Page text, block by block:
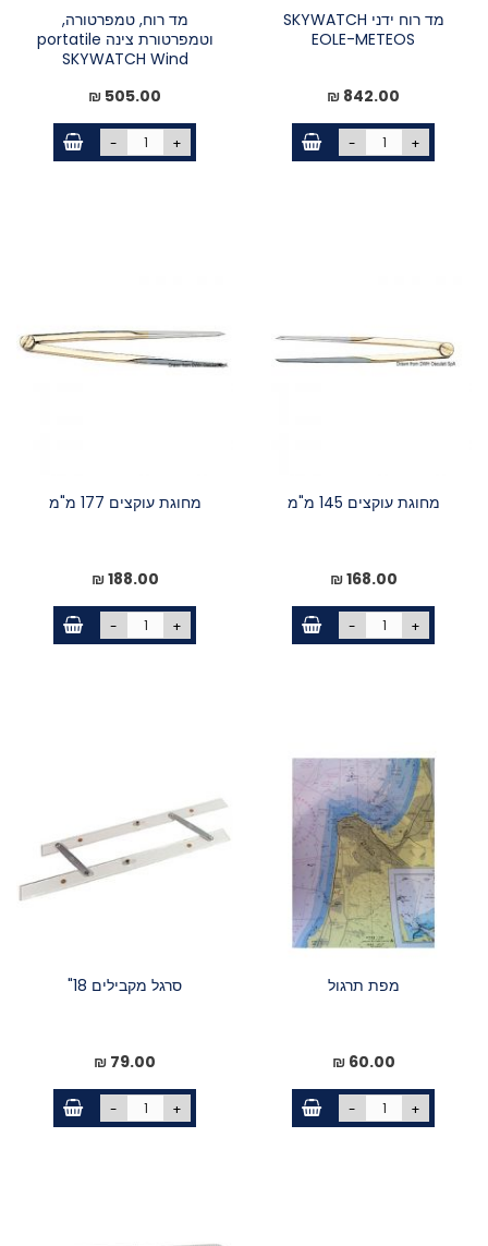
מד רוח ידני SKYWATCH
EOLE-METEOS
842.00 ₪
- +
מד רוח, טמפרטורה,
וטמפרטורת צינה portatile
SKYWATCH Wind
505.00 ₪
- +
מחוגת עוקצים 145 מ"מ
168.00 ₪
- +
מחוגת עוקצים 177 מ"מ
188.00 ₪
- +
מפת תרגול
60.00 ₪
- +
סרגל מקבילים 18"
79.00 ₪
- +